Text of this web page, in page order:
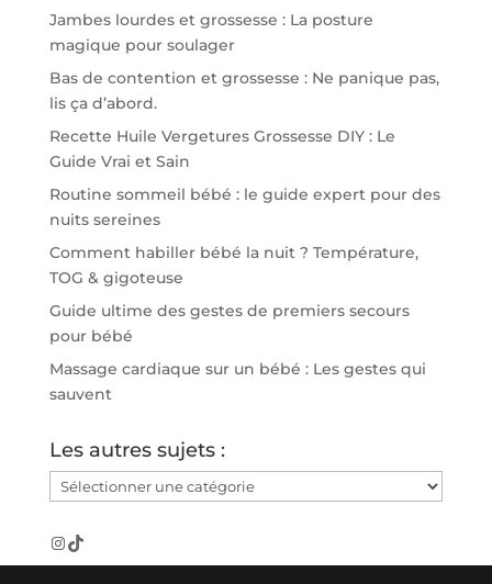
Jambes lourdes et grossesse : La posture
magique pour soulager
Bas de contention et grossesse : Ne panique pas,
lis ça d’abord.
Recette Huile Vergetures Grossesse DIY : Le
Guide Vrai et Sain
Routine sommeil bébé : le guide expert pour des
nuits sereines
Comment habiller bébé la nuit ? Température,
TOG & gigoteuse
Guide ultime des gestes de premiers secours
pour bébé
Massage cardiaque sur un bébé : Les gestes qui
sauvent
Les autres sujets :
Les
autres
sujets
Instagram
TikTok